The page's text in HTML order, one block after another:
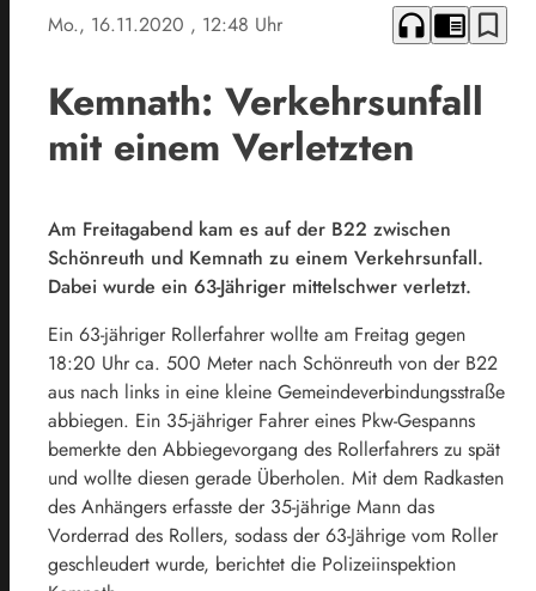
Mo., 16.11.2020 , 12:48 Uhr headphones chrome_reader_mode bookmark_border
Kemnath: Verkehrsunfall
mit einem Verletzten
Am Freitagabend kam es auf der B22 zwischen
Schönreuth und Kemnath zu einem Verkehrsunfall.
Dabei wurde ein 63-Jähriger mittelschwer verletzt.
Ein 63-jähriger Rollerfahrer wollte am Freitag gegen
18:20 Uhr ca. 500 Meter nach Schönreuth von der B22
aus nach links in eine kleine Gemeindeverbindungsstraße
abbiegen. Ein 35-jähriger Fahrer eines Pkw-Gespanns
bemerkte den Abbiegevorgang des Rollerfahrers zu spät
und wollte diesen gerade Überholen. Mit dem Radkasten
des Anhängers erfasste der 35-jährige Mann das
Vorderrad des Rollers, sodass der 63-Jährige vom Roller
geschleudert wurde, berichtet die Polizeiinspektion